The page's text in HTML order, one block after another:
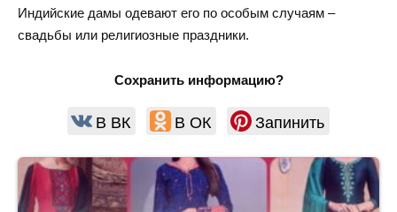
Индийские дамы одевают его по особым случаям –
свадьбы или религиозные праздники.
Сохранить информацию?
В ВК В ОК Запинить